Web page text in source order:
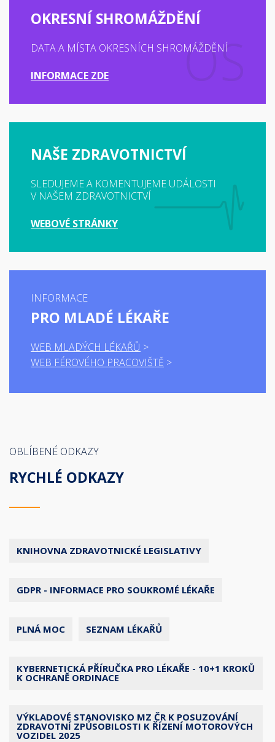
OKRESNÍ SHROMÁŽDĚNÍ
DATA A MÍSTA OKRESNÍCH SHROMÁŽDĚNÍ
INFORMACE ZDE
NAŠE ZDRAVOTNICTVÍ
SLEDUJEME A KOMENTUJEME UDÁLOSTI
V NAŠEM ZDRAVOTNICTVÍ
WEBOVÉ STRÁNKY
INFORMACE
PRO MLADÉ LÉKAŘE
WEB MLADÝCH LÉKAŘŮ
WEB FÉROVÉHO PRACOVIŠTĚ
OBLÍBENÉ ODKAZY
RYCHLÉ ODKAZY
KNIHOVNA ZDRAVOTNICKÉ LEGISLATIVY
GDPR - INFORMACE PRO SOUKROMÉ LÉKAŘE
PLNÁ MOC SEZNAM LÉKAŘŮ
KYBERNETICKÁ PŘÍRUČKA PRO LÉKAŘE - 10+1 KROKŮ
K OCHRANĚ ORDINACE
VÝKLADOVÉ STANOVISKO MZ ČR K POSUZOVÁNÍ
ZDRAVOTNÍ ZPŮSOBILOSTI K ŘÍZENÍ MOTOROVÝCH
VOZIDEL 2025